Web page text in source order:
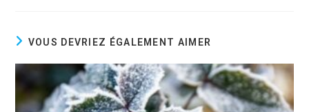
VOUS DEVRIEZ ÉGALEMENT AIMER